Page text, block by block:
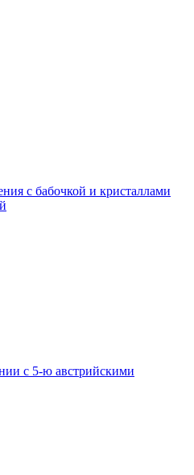
с бабочкой и кристаллами
с 5-ю австрийскими